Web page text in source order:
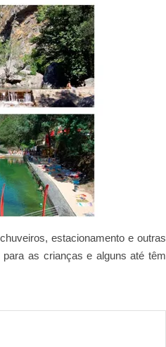
estacionamento e outras
as crianças e alguns até têm